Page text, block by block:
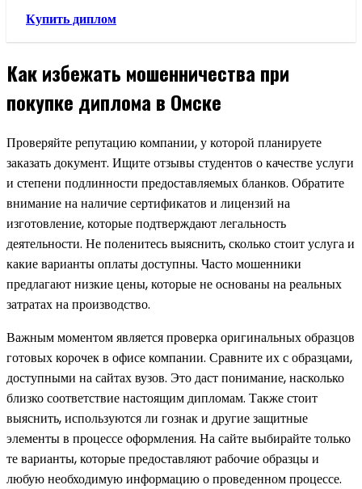
Купить диплом
Как избежать мошенничества при
покупке диплома в Омске
Проверяйте репутацию компании, у которой планируете
заказать документ. Ищите отзывы студентов о качестве услуги
и степени подлинности предоставляемых бланков. Обратите
внимание на наличие сертификатов и лицензий на
изготовление, которые подтверждают легальность
деятельности. Не поленитесь выяснить, сколько стоит услуга и
какие варианты оплаты доступны. Часто мошенники
предлагают низкие цены, которые не основаны на реальных
затратах на производство.
Важным моментом является проверка оригинальных образцов
готовых корочек в офисе компании. Сравните их с образцами,
доступными на сайтах вузов. Это даст понимание, насколько
близко соответствие настоящим дипломам. Также стоит
выяснить, используются ли гознак и другие защитные
элементы в процессе оформления. На сайте выбирайте только
те варианты, которые предоставляют рабочие образцы и
любую необходимую информацию о проведенном процессе.